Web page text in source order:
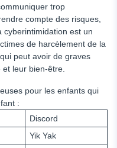
trop
compte des risques,
cyberintimidation est un
de harcèlement de la
peut avoir de graves
leur bien-être.
pour les enfants qui
:
Discord
Yik Yak